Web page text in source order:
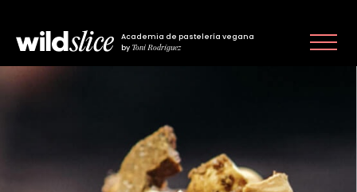
Academia de pastelería vegana
by Toni Rodríguez